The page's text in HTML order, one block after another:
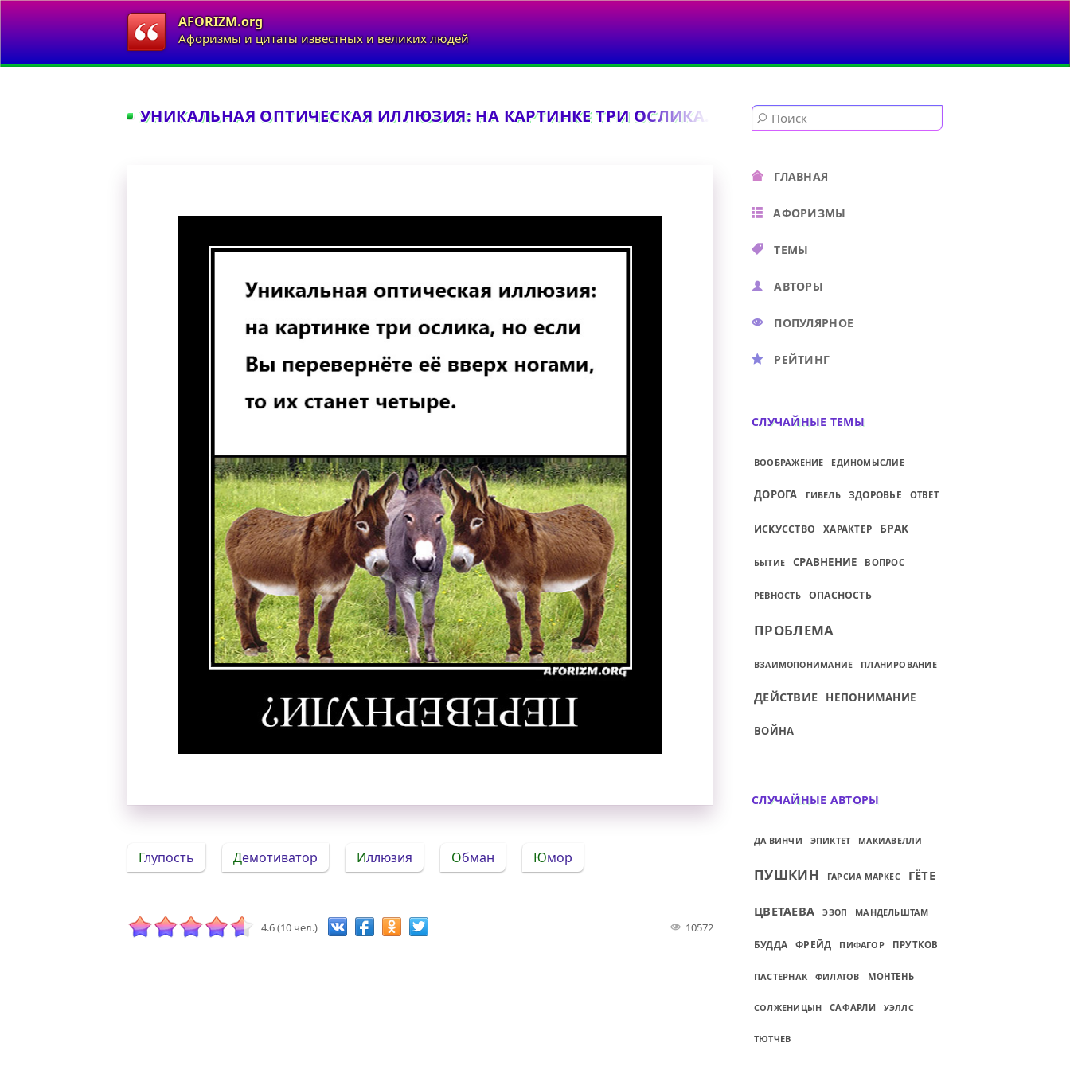
AFORIZM.org
Афоризмы и цитаты известных и великих людей
УНИКАЛЬНАЯ ОПТИЧЕСКАЯ ИЛЛЮЗИЯ: НА КАРТИНКЕ ТРИ ОСЛИКА...
Уникальная оптическая иллюзия: на картинке три ослика, но если Вы перевернёте её вверх
Глупость Демотиватор Иллюзия Обман Юмор
4.6 (10 чел.) 10572
ГЛАВНАЯ
АФОРИЗМЫ
ТЕМЫ
АВТОРЫ
ПОПУЛЯРНОЕ
РЕЙТИНГ
СЛУЧАЙНЫЕ ТЕМЫ
ВООБРАЖЕНИЕ ЕДИНОМЫСЛИЕ
ДОРОГА ГИБЕЛЬ ЗДОРОВЬЕ ОТВЕТ
ИСКУССТВО ХАРАКТЕР БРАК
БЫТИЕ СРАВНЕНИЕ ВОПРОС
РЕВНОСТЬ ОПАСНОСТЬ
ПРОБЛЕМА
ВЗАИМОПОНИМАНИЕ ПЛАНИРОВАНИЕ
ДЕЙСТВИЕ НЕПОНИМАНИЕ
ВОЙНА
СЛУЧАЙНЫЕ АВТОРЫ
ДА ВИНЧИ ЭПИКТЕТ МАКИАВЕЛЛИ
ПУШКИН ГАРСИА МАРКЕС ГЁТЕ
ЦВЕТАЕВА ЭЗОП МАНДЕЛЬШТАМ
БУДДА ФРЕЙД ПИФАГОР ПРУТКОВ
ПАСТЕРНАК ФИЛАТОВ МОНТЕНЬ
СОЛЖЕНИЦЫН САФАРЛИ УЭЛЛС
ТЮТЧЕВ